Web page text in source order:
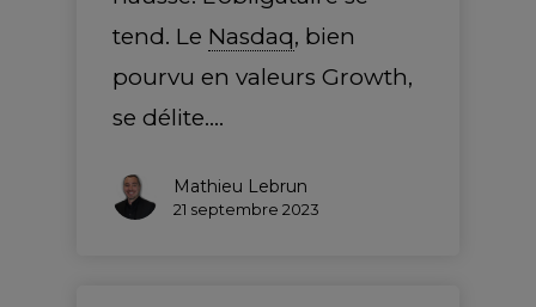
tend. Le Nasdaq, bien
pourvu en valeurs Growth,
se délite.…
Mathieu Lebrun
21 septembre 2023